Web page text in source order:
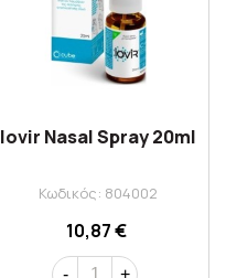
Iovir Nasal Spray 20ml
Κωδικός: 804002
10,87 €
- +